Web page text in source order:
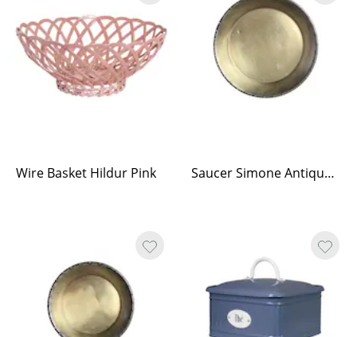
Wire Basket Hildur Pink Saucer Simone Antique Brass Large